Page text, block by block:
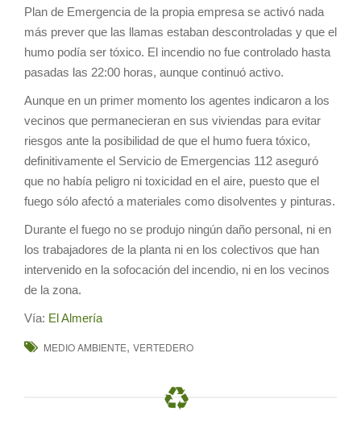
Plan de Emergencia de la propia empresa se activó nada
más prever que las llamas estaban descontroladas y que el
humo podía ser tóxico. El incendio no fue controlado hasta
pasadas las 22:00 horas, aunque continuó activo.
Aunque en un primer momento los agentes indicaron a los
vecinos que permanecieran en sus viviendas para evitar
riesgos ante la posibilidad de que el humo fuera tóxico,
definitivamente el Servicio de Emergencias 112 aseguró
que no había peligro ni toxicidad en el aire, puesto que el
fuego sólo afectó a materiales como disolventes y pinturas.
Durante el fuego no se produjo ningún daño personal, ni en
los trabajadores de la planta ni en los colectivos que han
intervenido en la sofocación del incendio, ni en los vecinos
de la zona.
Vía: El Almería
MEDIO AMBIENTE, VERTEDERO